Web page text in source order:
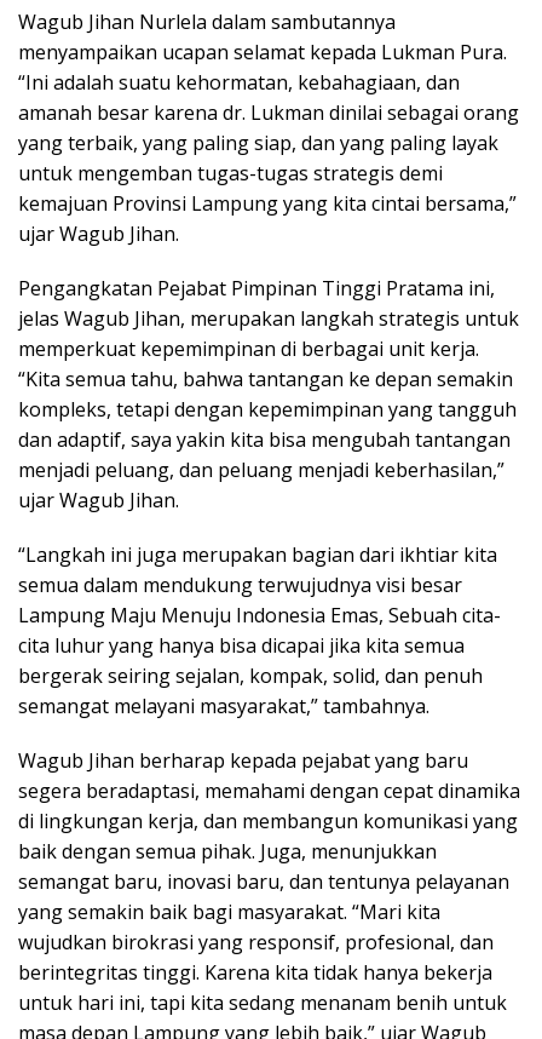
Wagub Jihan Nurlela dalam sambutannya
menyampaikan ucapan selamat kepada Lukman Pura.
“Ini adalah suatu kehormatan, kebahagiaan, dan
amanah besar karena dr. Lukman dinilai sebagai orang
yang terbaik, yang paling siap, dan yang paling layak
untuk mengemban tugas-tugas strategis demi
kemajuan Provinsi Lampung yang kita cintai bersama,”
ujar Wagub Jihan.
Pengangkatan Pejabat Pimpinan Tinggi Pratama ini,
jelas Wagub Jihan, merupakan langkah strategis untuk
memperkuat kepemimpinan di berbagai unit kerja.
“Kita semua tahu, bahwa tantangan ke depan semakin
kompleks, tetapi dengan kepemimpinan yang tangguh
dan adaptif, saya yakin kita bisa mengubah tantangan
menjadi peluang, dan peluang menjadi keberhasilan,”
ujar Wagub Jihan.
“Langkah ini juga merupakan bagian dari ikhtiar kita
semua dalam mendukung terwujudnya visi besar
Lampung Maju Menuju Indonesia Emas, Sebuah cita-
cita luhur yang hanya bisa dicapai jika kita semua
bergerak seiring sejalan, kompak, solid, dan penuh
semangat melayani masyarakat,” tambahnya.
Wagub Jihan berharap kepada pejabat yang baru
segera beradaptasi, memahami dengan cepat dinamika
di lingkungan kerja, dan membangun komunikasi yang
baik dengan semua pihak. Juga, menunjukkan
semangat baru, inovasi baru, dan tentunya pelayanan
yang semakin baik bagi masyarakat. “Mari kita
wujudkan birokrasi yang responsif, profesional, dan
berintegritas tinggi. Karena kita tidak hanya bekerja
untuk hari ini, tapi kita sedang menanam benih untuk
masa depan Lampung yang lebih baik,” ujar Wagub